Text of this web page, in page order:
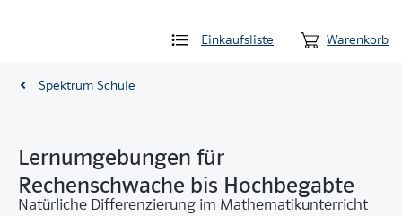
Einkaufsliste Warenkorb
Spektrum Schule
Lernumgebungen für
Rechenschwache bis Hochbegabte
Natürliche Differenzierung im Mathematikunterricht